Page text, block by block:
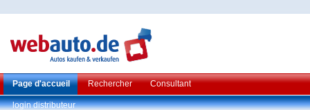
Page d'accueil Rechercher Consultant
login distributeur